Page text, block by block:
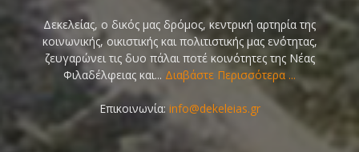
Δεκελείας, ο δικός μας δρόμος, κεντρική αρτηρία της
κοινωνικής, οικιστικής και πολιτιστικής μας ενότητας,
ζευγαρώνει τις δυο πάλαι ποτέ κοινότητες της Νέας
Φιλαδέλφειας και... Διαβάστε Περισσότερα ...
Επικοινωνία: info@dekeleias.gr